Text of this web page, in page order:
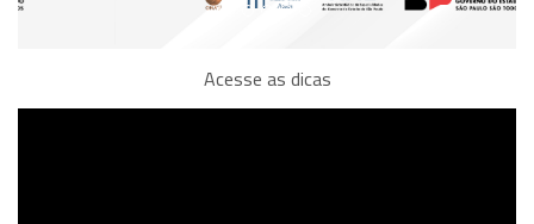
Acesse as dicas